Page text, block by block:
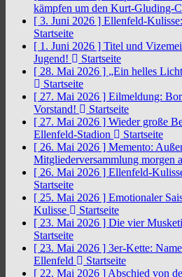
kämpfen um den Kurt-Gluding-
[ 3. Juni 2026 ] Ellenfeld-
Startseite
[ 1. Juni 2026 ] Titel und
Jugend!
Startseite
[ 28. Mai 2026 ] „Ein helles
Startseite
[ 27. Mai 2026 ] Eilmeldung:
Vorstand!
Startseite
[ 27. Mai 2026 ] Wieder große
Ellenfeld-Stadion
Startseite
[ 26. Mai 2026 ] Memento:
Mitgliederversammlung morgen
[ 26. Mai 2026 ] Ellenfeld-
Startseite
[ 25. Mai 2026 ] Emotionaler
Kulisse
Startseite
[ 23. Mai 2026 ] Die vier
Startseite
[ 23. Mai 2026 ] 3er-Kette:
Ellenfeld
Startseite
[ 22. Mai 2026 ] Abschied von